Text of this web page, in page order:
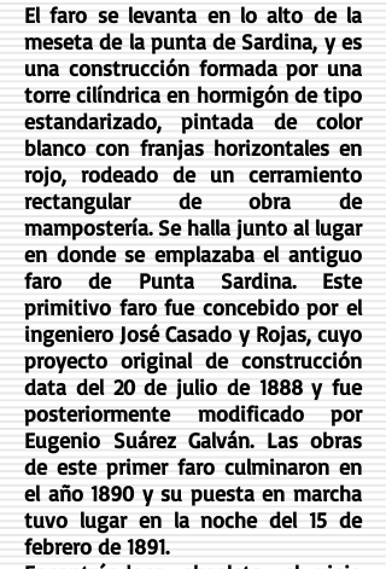
El faro se levanta en lo alto de la
meseta de la punta de Sardina, y es
una construcción formada por una
torre cilíndrica en hormigón de tipo
estandarizado, pintada de color
blanco con franjas horizontales en
rojo, rodeado de un cerramiento
rectangular de obra de
mampostería. Se halla junto al lugar
en donde se emplazaba el antiguo
faro de Punta Sardina. Este
primitivo faro fue concebido por el
ingeniero José Casado y Rojas, cuyo
proyecto original de construcción
data del 20 de julio de 1888 y fue
posteriormente modificado por
Eugenio Suárez Galván. Las obras
de este primer faro culminaron en
el año 1890 y su puesta en marcha
tuvo lugar en la noche del 15 de
febrero de 1891.